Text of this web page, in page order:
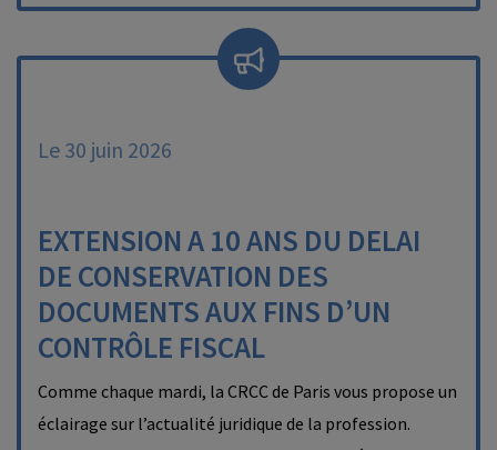
Le 30 juin 2026
EXTENSION A 10 ANS DU DELAI
DE CONSERVATION DES
DOCUMENTS AUX FINS D’UN
CONTRÔLE FISCAL
Comme chaque mardi, la CRCC de Paris vous propose un
éclairage sur l’actualité juridique de la profession.